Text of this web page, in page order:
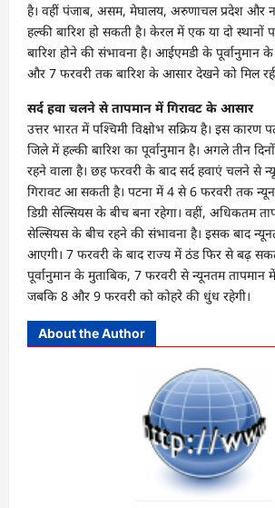
है। वहीं पंजाब, असम, मेघालय, अरुणाचल प्रदेश और
हल्की बारिश हो सकती है। केरल में एक या दो स्थानों
बारिश होने की संभावना है। आईएमडी के पूर्वानुमान
और 7 फरवरी तक बारिश के आसार देखने को मिल
सर्द हवा चलने से तापमान में गिरावट के आसार
उत्तर भारत में पश्चिमी विक्षोभ सक्रिय है। इस
जिले में हल्की बारिश का पूर्वानुमान है। अगले तीन
रहने वाला है। छह फरवरी के बाद सर्द हवाएं चलने से
गिरावट आ सकती है। पटना में 4 से 6 फरवरी तक
डिग्री सेल्सियस के बीच बना रहेगा। वहीं, अधिकतम
सेल्सियस के बीच रहने की संभावना है। इसक बाद
आएगी। 7 फरवरी के बाद राज्य में ठंड फिर से बढ़
पूर्वानुमान के मुताबिक, 7 फरवरी से न्यूनतम तापमान
जबकि 8 और 9 फरवरी को कोहरे की धुंध रहेगी।
About the Author